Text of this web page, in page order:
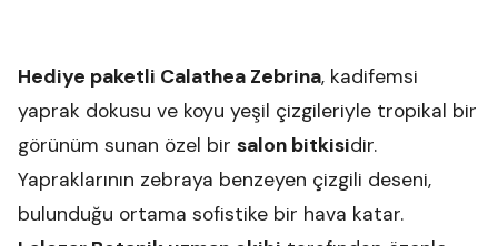
Hediye paketli Calathea Zebrina, kadifemsi
yaprak dokusu ve koyu yeşil çizgileriyle tropikal bir
görünüm sunan özel bir salon bitkisidir.
Yapraklarının zebraya benzeyen çizgili deseni,
bulunduğu ortama sofistike bir hava katar.